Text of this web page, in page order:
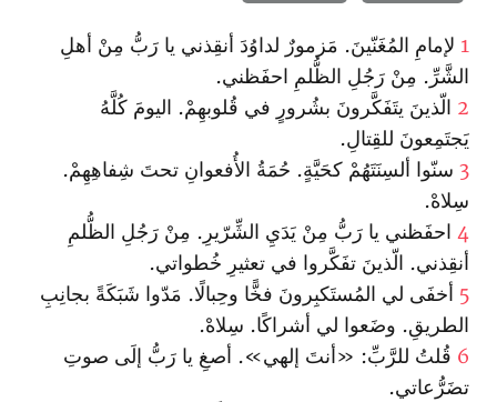
1 لإمامِ المُغَنّينَ. مَزمورٌ لداوُدَ أنقِذني يا رَبُّ مِنْ أهلِ
الشَّرِّ. مِنْ رَجُلِ الظُّلمِ احفَظني.
2 الّذينَ يتَفَكَّرونَ بشُرورٍ في قُلوبهِمْ. اليومَ كُلَّهُ
يَجتَمِعونَ للقِتالِ.
3 سنّوا ألسِنَتَهُمْ كحَيَّةٍ. حُمَةُ الأُفعوانِ تحتَ شِفاهِهِمْ.
سِلاهْ.
4 احفَظني يا رَبُّ مِنْ يَدَيِ الشِّرّيرِ. مِنْ رَجُلِ الظُّلمِ
أنقِذني. الّذينَ تفَكَّروا في تعثيرِ خُطواتي.
5 أخفَى لي المُستَكبِرونَ فخًّا وحِبالًا. مَدّوا شَبَكَةً بجانِبِ
الطريقِ. وضَعوا لي أشراكًا. سِلاهْ.
6 قُلتُ للرَّبِّ: «أنتَ إلهي». أصغِ يا رَبُّ إلَى صوتِ
تضَرُّعاتي.